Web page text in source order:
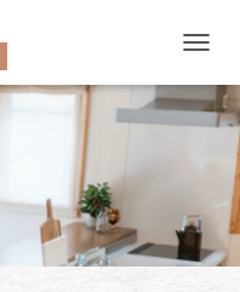
ビ
ゲ
ー
を
切
り